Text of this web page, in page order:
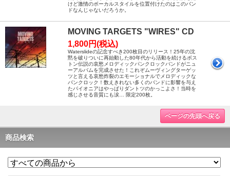
けど激情のボーカルスタイルを位置付けたのはこのバン
ドなんじゃないだろうか。
MOVING TARGETS "WIRES" CD
1,800円(税込)
Waterslideの記念すべき200枚目のリリース！25年の沈
黙を破りついに再始動した80年代から活動を続けるボス
トン伝説の哀愁メロディックパンクロックバンドがニュ
ーアルバムを完成させた！これぞムーヴィングターゲッ
ツと言える哀愁炸裂のエモーショナルでメロディックな
パンクロック！数えきれない多くのバンドに影響を与え
たパイオニアはやっぱりダントツのかっこよさ！当時を
感じさせる音質にも涙… 限定200枚。
ページの先頭へ戻る
商品検索